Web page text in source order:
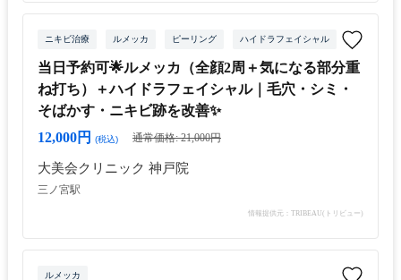
ニキビ治療 ルメッカ ピーリング ハイドラフェイシャル
当日予約可🌟ルメッカ（全顔2周＋気になる部分重
ね打ち）＋ハイドラフェイシャル｜毛穴・シミ・
そばかす・ニキビ跡を改善✨
12,000円
(税込) 通常価格: 21,000円
大美会クリニック 神戸院
三ノ宮駅
情報提供元：TRIBEAU(トリビュー)
ルメッカ